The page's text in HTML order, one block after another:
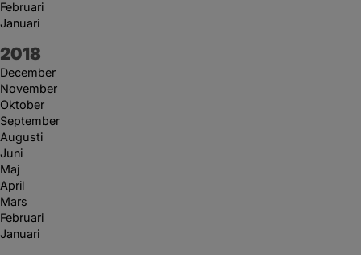
Februari
Januari
År:
2018
December
November
Oktober
September
Augusti
Juni
Maj
April
Mars
Februari
Januari